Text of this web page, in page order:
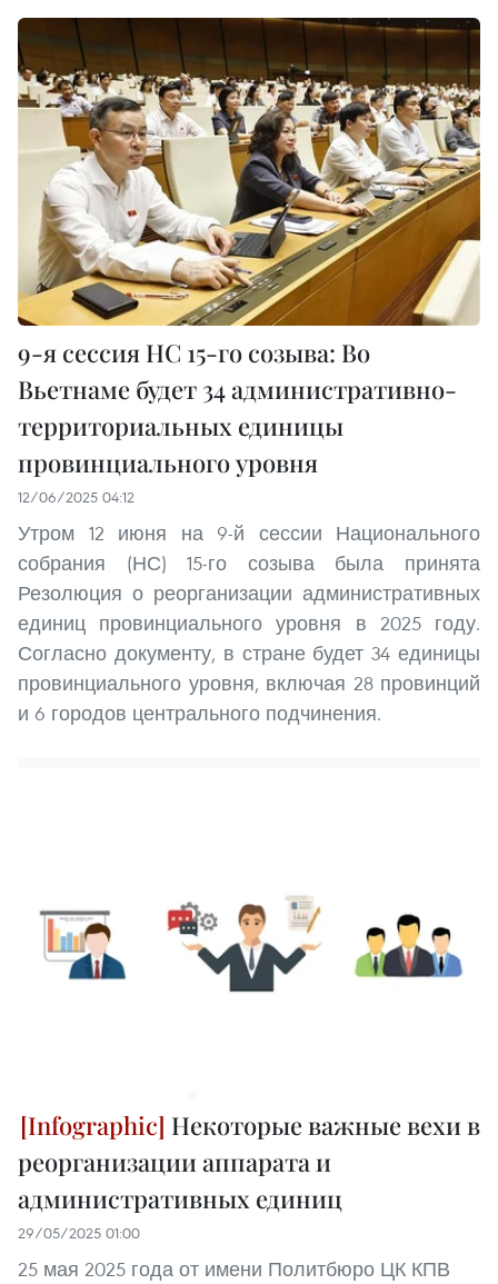
9-я сессия НС 15-го созыва: Во
Вьетнаме будет 34 административно-
территориальных единицы
провинциального уровня
12/06/2025 04:12
Утром 12 июня на 9-й сессии Национального
собрания (НС) 15-го созыва была принята
Резолюция о реорганизации административных
единиц провинциального уровня в 2025 году.
Согласно документу, в стране будет 34 единицы
провинциального уровня, включая 28 провинций
и 6 городов центрального подчинения.
Некоторые важные вехи в
реорганизации аппарата и
административных единиц
29/05/2025 01:00
25 мая 2025 года от имени Политбюро ЦК КПВ